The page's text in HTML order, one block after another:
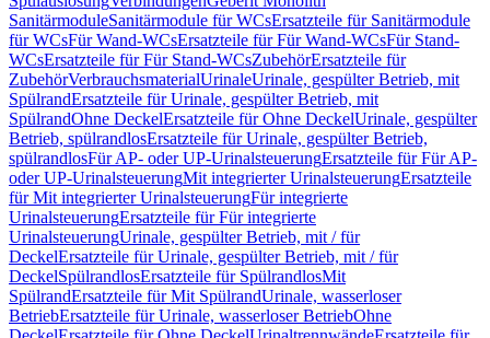
SanitärmoduleSanitärmodule für WCsErsatzteile für Sanitärmodule
für WCsFür Wand-WCsErsatzteile für Für Wand-WCsFür Stand-
WCsErsatzteile für Für Stand-WCsZubehörErsatzteile für
ZubehörVerbrauchsmaterialUrinaleUrinale, gespülter Betrieb, mit
SpülrandErsatzteile für Urinale, gespülter Betrieb, mit
SpülrandOhne DeckelErsatzteile für Ohne DeckelUrinale, gespülter
Betrieb, spülrandlosErsatzteile für Urinale, gespülter Betrieb,
spülrandlosFür AP- oder UP-UrinalsteuerungErsatzteile für Für AP-
oder UP-UrinalsteuerungMit integrierter UrinalsteuerungErsatzteile
für Mit integrierter UrinalsteuerungFür integrierte
UrinalsteuerungErsatzteile für Für integrierte
UrinalsteuerungUrinale, gespülter Betrieb, mit / für
DeckelErsatzteile für Urinale, gespülter Betrieb, mit / für
DeckelSpülrandlosErsatzteile für SpülrandlosMit
SpülrandErsatzteile für Mit SpülrandUrinale, wasserloser
BetriebErsatzteile für Urinale, wasserloser BetriebOhne